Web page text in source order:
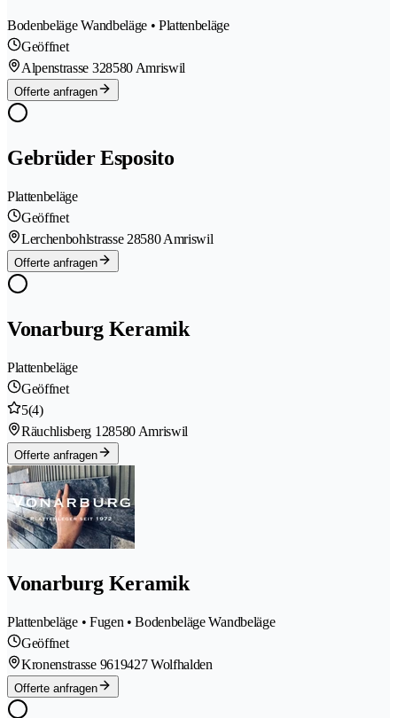
Bodenbeläge Wandbeläge • Plattenbeläge
Geöffnet
Alpenstrasse 328580 Amriswil
Offerte anfragen
Gebrüder Esposito
Plattenbeläge
Geöffnet
Lerchenbohlstrasse 28580 Amriswil
Offerte anfragen
Vonarburg Keramik
Plattenbeläge
Geöffnet
5(4)
Räuchlisberg 128580 Amriswil
Offerte anfragen
Vonarburg Keramik
Plattenbeläge • Fugen • Bodenbeläge Wandbeläge
Geöffnet
Kronenstrasse 9619427 Wolfhalden
Offerte anfragen